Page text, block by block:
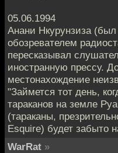
05.06.1994
Анани Нкурунзиза
обозревателем
пересказывал
иностранную прессу.
местонахождение
"Займется тот день,
тараканов на земле
(тараканы,
Esquire) будет забыто
WarRat »